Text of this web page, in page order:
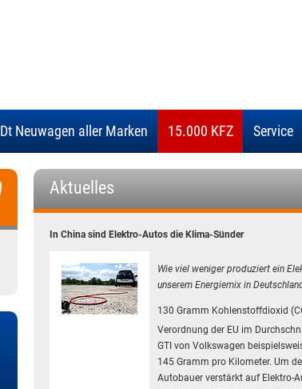
Dt Neuwagen aller Marken 15.000 KFZ Service
Aktuelles
In China sind Elektro-Autos die Klima-Sünder
Wie viel weniger produziert ein
unserem Energiemix in
130 Gramm Kohlenstoffdioxid
Verordnung der EU im
GTI von Volkswagen
145 Gramm pro Kilometer. Um
Autobauer verstärkt auf Elektro-